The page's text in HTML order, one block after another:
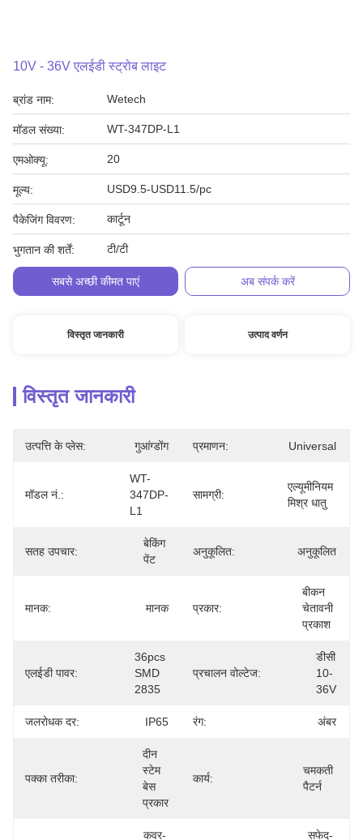
10V - 36V एलईडी स्ट्रोब लाइट
ब्रांड नाम: Wetech
मॉडल संख्या: WT-347DP-L1
एमओक्यू: 20
मूल्य: USD9.5-USD11.5/pc
पैकेजिंग विवरण: कार्टून
भुगतान की शर्तें: टी/टी
सबसे अच्छी कीमत पाएं अब संपर्क करें
विस्तृत जानकारी उत्पाद वर्णन
विस्तृत जानकारी
उत्पत्ति के प्लेस: गुआंग्डोंग प्रमाणन: Universal
मॉडल नं.:
WT-
347DP-
L1
सामग्री:
एल्यूमीनियम
मिश्र धातु
सतह उपचार:
बेकिंग
पेंट
अनुकूलित: अनुकूलित
मानक: मानक प्रकार:
बीकन
चेतावनी
प्रकाश
एलईडी पावर:
36pcs
SMD
2835
प्रचालन वोल्टेज:
डीसी
10-
36V
जलरोधक दर: IP65 रंग: अंबर
पक्का तरीका:
दीन
स्टेम
बेस
प्रकार
कार्य:
चमकती
पैटर्न
कवर- सफेद-